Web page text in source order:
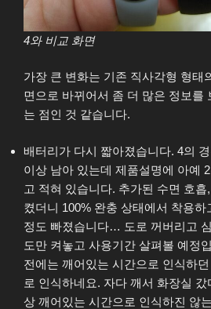
4와 비교 화면
가장 큰 변화는 기존 직사각형 형태
면으로 바뀌어서 좀 더 많은 정보를
는 점인 것 같습니다.
배터리가 다시 짧아졌습니다. 4의
이상 남아 있는데 제품설명에 아예
고 적혀 있습니다. 추가된 수면 호
켰더니 100% 완충 상태에서 착용
정도 빠졌습니다… 도로 꺼버리고
도만 켜놓고 사용기간 살펴볼 예정
전에는 깨어있는 시간으로 인식하
로 인식하네요. 자다 깨서 화장실
상 깨어있는 시간으로 인식하진 않